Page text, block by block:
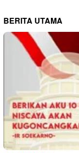
BERITA UTAMA